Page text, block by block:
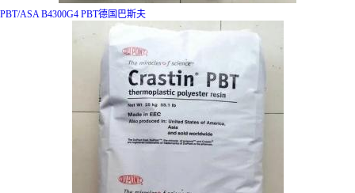
PBT/ASA B4300G4 PBT德国巴斯夫